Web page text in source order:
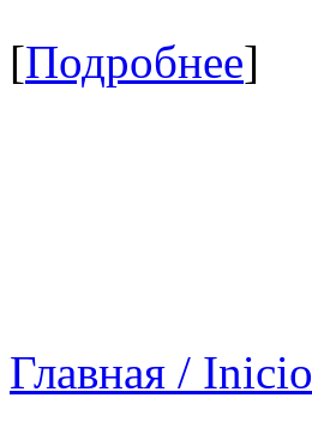
[Подробнее]
Главная / Inicio